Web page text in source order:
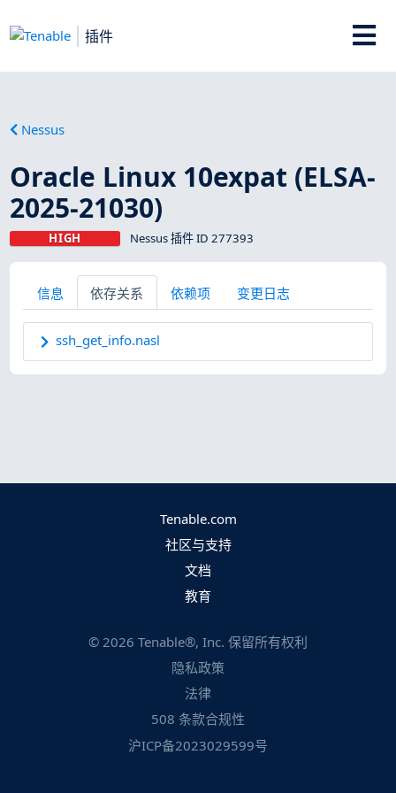
插件
Nessus
Oracle Linux 10expat (ELSA-
2025-21030)
HIGH Nessus 插件 ID 277393
信息 依存关系 依赖项 变更日志
ssh_get_info.nasl
Tenable.com
社区与支持
文档
教育
© 2026 Tenable®, Inc. 保留所有权利
隐私政策
法律
508 条款合规性
沪ICP备2023029599号